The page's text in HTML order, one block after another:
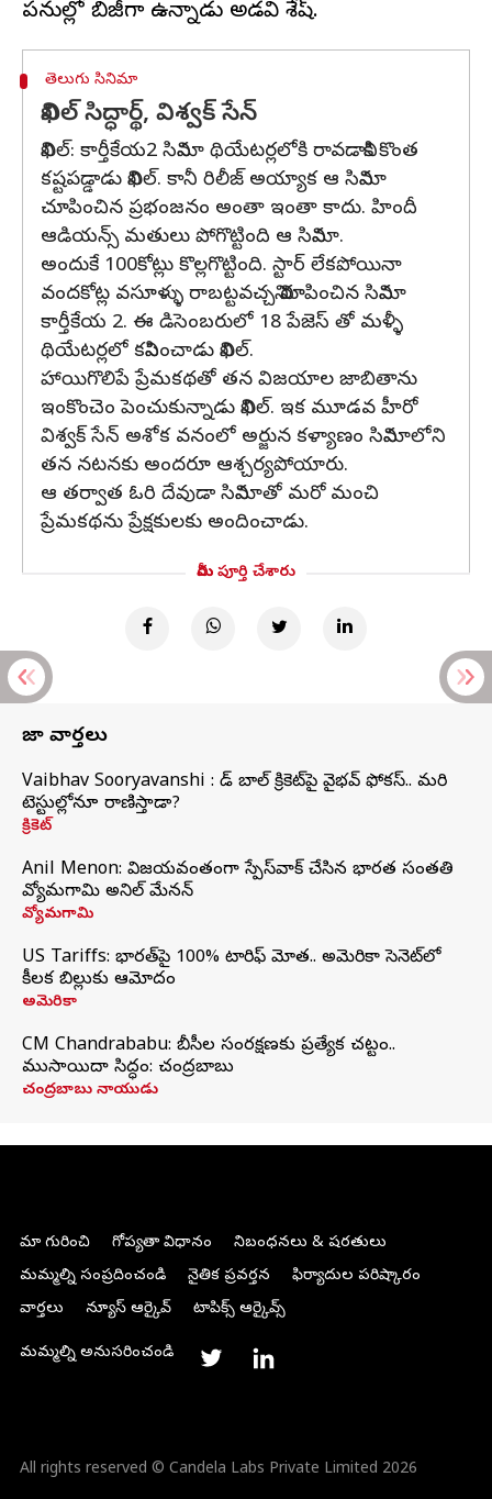
తెలుగు సినిమా
నిఖిల్ సిద్ధార్థ్, విశ్వక్ సేన్
నిఖిల్: కార్తీకేయ2 సినిమా థియేటర్లలోకి రావడానికి కొంత
కష్టపడ్డాడు నిఖిల్. కానీ రిలీజ్ అయ్యాక ఆ సినిమా
చూపించిన ప్రభంజనం అంతా ఇంతా కాదు. హిందీ
ఆడియన్స్ మతులు పోగొట్టింది ఆ సినిమా.
అందుకే 100కోట్లు కొల్లగొట్టింది. స్టార్ లేకపోయినా
వందకోట్ల వసూళ్ళు రాబట్టవచ్చని నిరూపించిన సినిమా
కార్తీకేయ 2. ఈ డిసెంబరులో 18 పేజెస్ తో మళ్ళీ
థియేటర్లలో కనిపించాడు నిఖిల్.
హాయిగొలిపే ప్రేమకథతో తన విజయాల జాబితాను
ఇంకొంచెం పెంచుకున్నాడు నిఖిల్. ఇక మూడవ హీరో
విశ్వక్ సేన్ అశోక వనంలో అర్జున కళ్యాణం సినిమాలోని
తన నటనకు అందరూ ఆశ్చర్యపోయారు.
ఆ తర్వాత ఓరి దేవుడా సినిమాతో మరో మంచి
ప్రేమకథను ప్రేక్షకులకు అందించాడు.
మీరు పూర్తి చేశారు
తాజా వార్తలు
Vaibhav Sooryavanshi : రెడ్ బాల్ క్రికెట్‌పై వైభవ్ ఫోకస్.. మరి
టెస్టుల్లోనూ రాణిస్తాడా?
క్రికెట్
Anil Menon: విజయవంతంగా స్పేస్‌వాక్‌ చేసిన భారత సంతతి
వ్యోమగామి అనిల్‌ మేనన్
వ్యోమగామి
US Tariffs: భారత్‌పై 100% టారిఫ్‌ మోత.. అమెరికా సెనెట్‌లో
కీలక బిల్లుకు ఆమోదం
అమెరికా
CM Chandrababu: బీసీల సంరక్షణకు ప్రత్యేక చట్టం..
ముసాయిదా సిద్ధం: చంద్రబాబు
చంద్రబాబు నాయుడు
మా గురించి గోప్యతా విధానం
నిబంధనలు & షరతులు
మమ్మల్ని సంప్రదించండి
నైతిక ప్రవర్తన
ఫిర్యాదుల పరిష్కారం
వార్తలు
న్యూస్ ఆర్కైవ్ టాపిక్స్ ఆర్కైవ్స్
మమ్మల్ని అనుసరించండి
All rights reserved © Candela Labs Private Limited 2026